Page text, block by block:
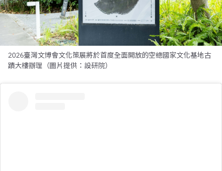
2026臺灣文博會文化策展將於首度全面開放的空總國家文化基地古
蹟大樓辦理（圖片提供：設研院）